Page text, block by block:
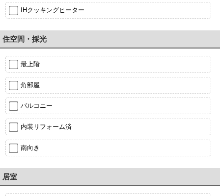
IHクッキングヒーター
住空間・採光
最上階
角部屋
バルコニー
内装リフォーム済
南向き
居室